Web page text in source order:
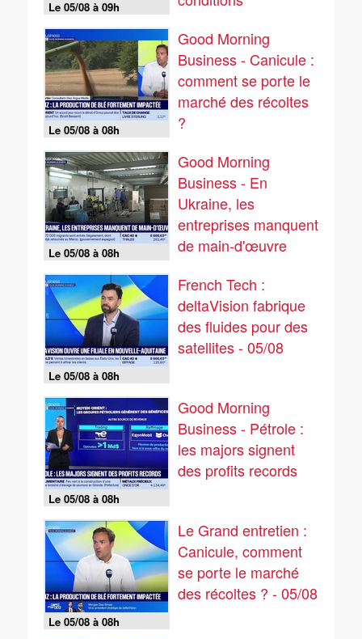
Le 05/08 à 09h
Le 05/08 à 08h
Good Morning
Business - Canicule :
comment se porte le
marché des récoltes
?
Le 05/08 à 08h
Good Morning
Business - En
Ukraine, les
entreprises manquent
de main-d'œuvre
Le 05/08 à 08h
French Tech :
deltaVision fabrique
des fluides pour des
satellites - 05/08
Le 05/08 à 08h
Good Morning
Business - Pétrole :
les majors signent
des profits records
Le 05/08 à 08h
Le Grand entretien :
Canicule, comment
se porte le marché
des récoltes ? - 05/08